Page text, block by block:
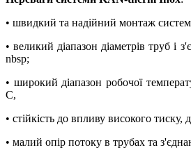
• швидкий та надійний монтаж
• великий діапазон діаметрів труб і
nbsp;
• широкий діапазон робочої
C,
• стійкість до впливу високого тиску,
• малий опір потоку в трубах та